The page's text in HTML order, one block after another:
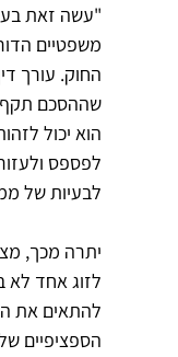
"עשה זאת
משפטיים
החוק. עורך
שההסכם תקף
הוא יכול
לפספס
לבעיות של
יתרה מכך,
לזוג אחד לא
להתאים את
הספציפיים